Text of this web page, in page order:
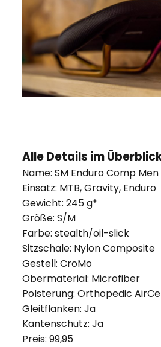
Alle Details im
Name: SM Enduro Comp Men
Einsatz: MTB, Gravity, Enduro
Gewicht: 245 g*
Größe: S/M
Farbe: stealth/oil-slick
Sitzschale: Nylon Composite
Gestell: CroMo
Obermaterial: Microfiber
Polsterung: Orthopedic
Gleitflanken: Ja
Kantenschutz: Ja
Preis: 99,95